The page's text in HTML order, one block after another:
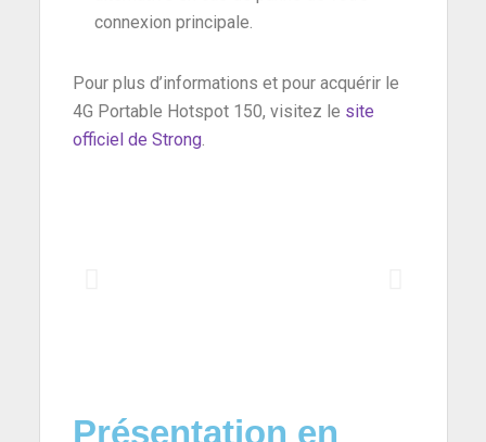
connexion principale.
Pour plus d’informations et pour acquérir le
4G Portable Hotspot 150, visitez le site
officiel de Strong.
Présentation en